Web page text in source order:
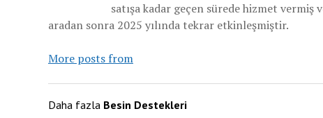
satışa kadar geçen sürede hizmet
aradan sonra 2025 yılında tekrar etkinleşmiştir.
More posts from
Daha fazla Besin Destekleri